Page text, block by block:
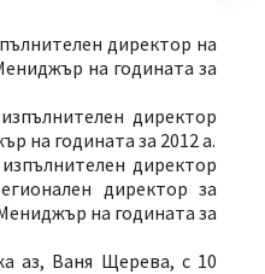
директор на
на годината за
директор
на годината за 2012 а.
директор
директор за
на годината за
аз, Ваня Щерева, с 10